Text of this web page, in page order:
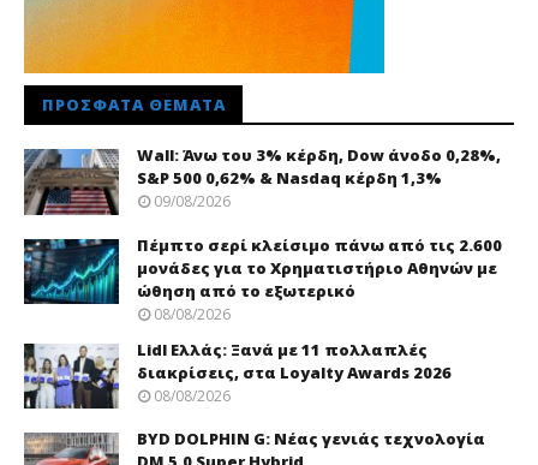
ΠΡΌΣΦΑΤΑ ΘΈΜΑΤΑ
Wall: Άνω του 3% κέρδη, Dow άνοδο 0,28%,
S&P 500 0,62% & Nasdaq κέρδη 1,3%
09/08/2026
Πέμπτο σερί κλείσιμο πάνω από τις 2.600
μονάδες για το Χρηματιστήριο Αθηνών με
ώθηση από το εξωτερικό
08/08/2026
Lidl Ελλάς: Ξανά με 11 πολλαπλές
διακρίσεις, στα Loyalty Awards 2026
08/08/2026
BYD DOLPHIN G: Νέας γενιάς τεχνολογία